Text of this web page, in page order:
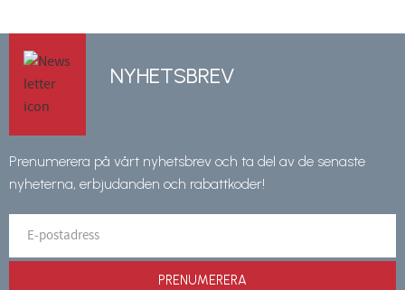
NYHETSBREV
Prenumerera på vårt nyhetsbrev och ta del av de senaste
nyheterna, erbjudanden och rabattkoder!
PRENUMERERA